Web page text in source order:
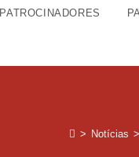
PATROCINADORES
> Notícias >